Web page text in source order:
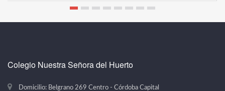
Colegio Nuestra Señora del Huerto
Domicilio: Belgrano 269 Centro - Córdoba Capital